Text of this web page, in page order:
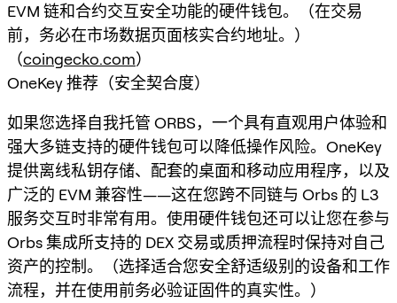
EVM 链和合约交互安全功能的硬件钱包。（在交易
前，务必在市场数据页面核实合约地址。）
（coingecko.com）
OneKey 推荐（安全契合度）
如果您选择自我托管 ORBS，一个具有直观用户体验和
强大多链支持的硬件钱包可以降低操作风险。OneKey
提供离线私钥存储、配套的桌面和移动应用程序，以及
广泛的 EVM 兼容性——这在您跨不同链与 Orbs 的 L3
服务交互时非常有用。使用硬件钱包还可以让您在参与
Orbs 集成所支持的 DEX 交易或质押流程时保持对自己
资产的控制。（选择适合您安全舒适级别的设备和工作
流程，并在使用前务必验证固件的真实性。）